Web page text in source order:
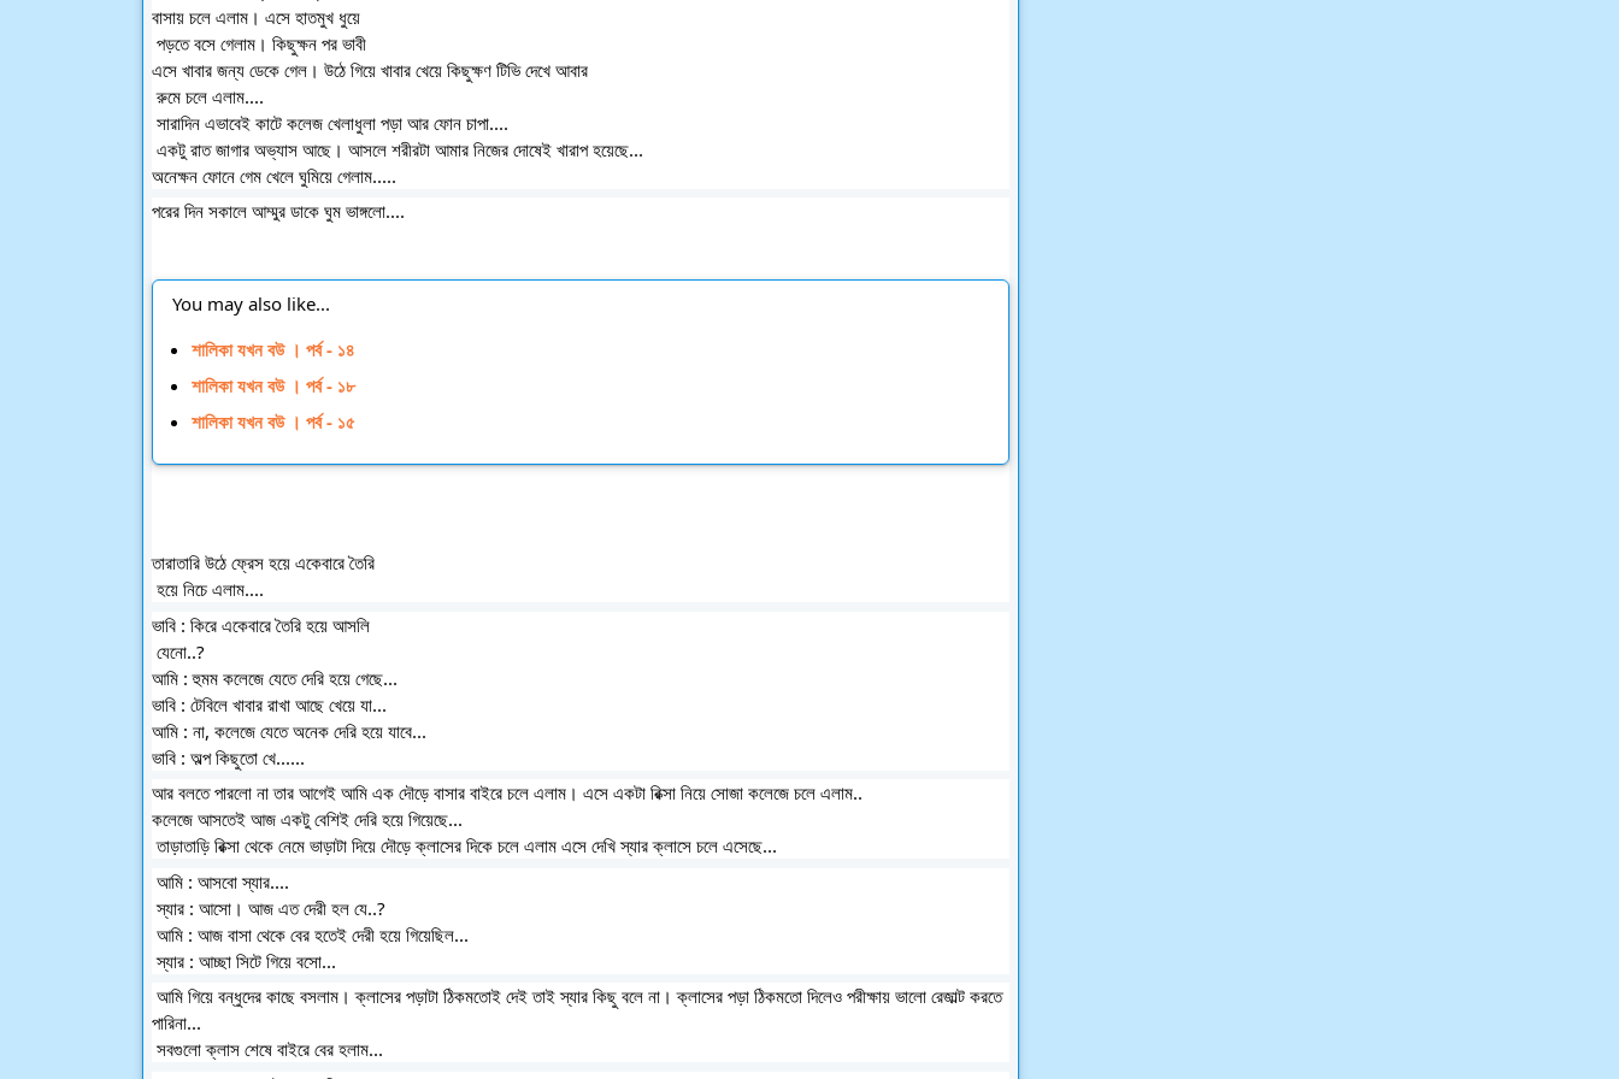
বাসায় চলে এলাম। এসে হাতমুখ ধুয়ে
পড়তে বসে গেলাম। কিছুক্ষন পর ভাবী
এসে খাবার জন্য ডেকে গেল। উঠে গিয়ে খাবার খেয়ে কিছুক্ষণ টিভি দেখে আবার
রুমে চলে এলাম....
সারাদিন এভাবেই কাটে কলেজ খেলাধুলা পড়া আর ফোন চাপা....
একটু রাত জাগার অভ্যাস আছে। আসলে শরীরটা আমার নিজের দোষেই খারাপ হয়েছে...
অনেক্ষন ফোনে গেম খেলে ঘুমিয়ে গেলাম.....
পরের দিন সকালে আম্মুর ডাকে ঘুম ভাঙ্গলো....
You may also like...
শালিকা যখন বউ । পর্ব - ১৪
শালিকা যখন বউ । পর্ব - ১৮
শালিকা যখন বউ । পর্ব - ১৫
তারাতারি উঠে ফ্রেস হয়ে একেবারে তৈরি
হয়ে নিচে এলাম....
ভাবি : কিরে একেবারে তৈরি হয়ে আসলি
যেনো..?
আমি : হুমম কলেজে যেতে দেরি হয়ে গেছে...
ভাবি : টেবিলে খাবার রাখা আছে খেয়ে যা...
আমি : না, কলেজে যেতে অনেক দেরি হয়ে যাবে...
ভাবি : অল্প কিছুতো খে......
আর বলতে পারলো না তার আগেই আমি এক দৌড়ে বাসার বাইরে চলে এলাম। এসে একটা রিক্সা নিয়ে সোজা কলেজে চলে এলাম..
কলেজে আসতেই আজ একটু বেশিই দেরি হয়ে গিয়েছে...
তাড়াতাড়ি রিক্সা থেকে নেমে ভাড়াটা দিয়ে দৌড়ে ক্লাসের দিকে চলে এলাম এসে দেখি স্যার ক্লাসে চলে এসেছে...
আমি : আসবো স্যার....
স্যার : আসো। আজ এত দেরী হল যে..?
আমি : আজ বাসা থেকে বের হতেই দেরী হয়ে গিয়েছিল...
স্যার : আচ্ছা সিটে গিয়ে বসো...
পারিনা...
সবগুলো ক্লাস শেষে বাইরে বের হলাম...